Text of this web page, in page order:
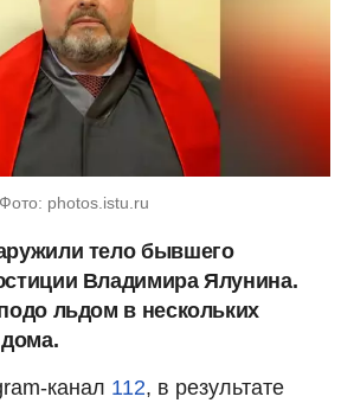
photos.istu.ru
тело бывшего
Владимира Ялунина.
льдом в нескольких
канал 112, в результате